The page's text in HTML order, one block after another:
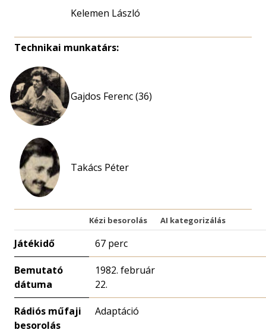
Kelemen László
Technikai munkatárs:
Gajdos Ferenc (36)
Takács Péter
Kézi besorolás AI kategorizálás
Játékidő 67 perc
Bemutató
dátuma
1982. február
22.
Rádiós műfaji
besorolás
Adaptáció